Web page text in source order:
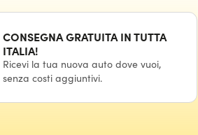
CONSEGNA GRATUITA IN TUTTA
ITALIA!
Ricevi la tua nuova auto dove vuoi,
senza costi aggiuntivi.